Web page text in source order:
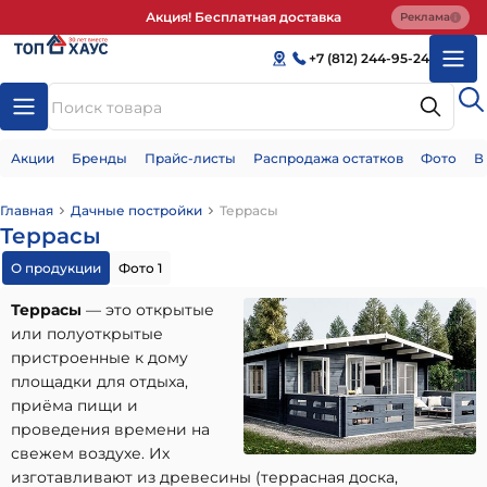
Акция! Бесплатная доставка Реклама
+7 (812) 244-95-24
Акции Бренды Прайс-листы Распродажа остатков Фото
Главная Дачные постройки Террасы
Террасы
О продукции Фото 1
Террасы — это открытые
или полуоткрытые
пристроенные к дому
площадки для отдыха,
приёма пищи и
проведения времени на
свежем воздухе. Их
изготавливают из древесины (террасная доска,